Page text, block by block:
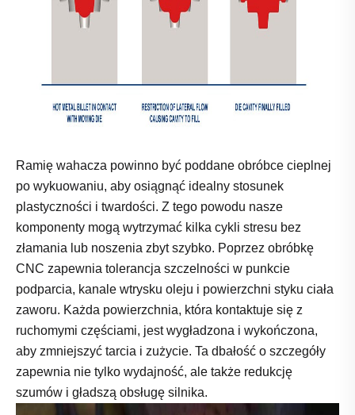
Ramię wahacza powinno być poddane obróbce cieplnej
po wykuowaniu, aby osiągnąć idealny stosunek
plastyczności i twardości. Z tego powodu nasze
komponenty mogą wytrzymać kilka cykli stresu bez
złamania lub noszenia zbyt szybko. Poprzez obróbkę
CNC zapewnia tolerancja szczelności w punkcie
podparcia, kanale wtrysku oleju i powierzchni styku ciała
zaworu. Każda powierzchnia, która kontaktuje się z
ruchomymi częściami, jest wygładzona i wykończona,
aby zmniejszyć tarcia i zużycie. Ta dbałość o szczegóły
zapewnia nie tylko wydajność, ale także redukcję
szumów i gładszą obsługę silnika.